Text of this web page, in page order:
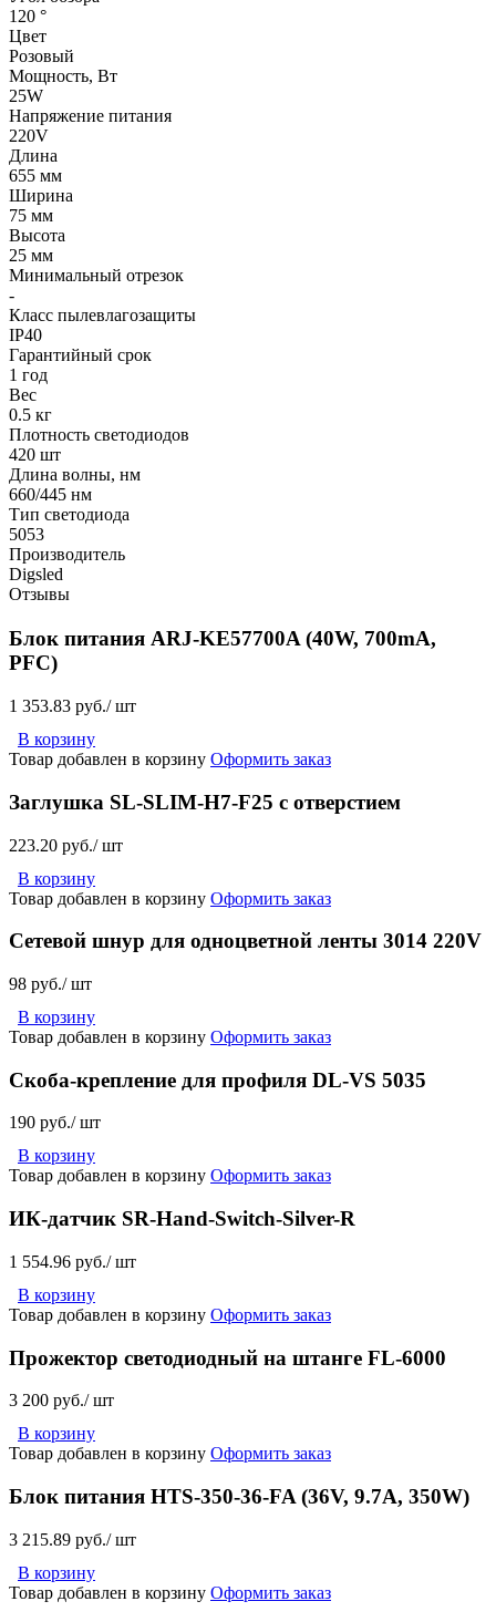
120 °
Цвет
Розовый
Мощность, Вт
25W
Напряжение питания
220V
Длина
655 мм
Ширина
75 мм
Высота
25 мм
Минимальный отрезок
-
Класс пылевлагозащиты
IP40
Гарантийный срок
1 год
Вес
0.5 кг
Плотность светодиодов
420 шт
Длина волны, нм
660/445 нм
Тип светодиода
5053
Производитель
Digsled
Отзывы
Блок питания ARJ-KE57700A (40W, 700mA,
PFC)
1 353.83 руб./ шт
В корзину
Товар добавлен в корзину Оформить заказ
Заглушка SL-SLIM-H7-F25 с отверстием
223.20 руб./ шт
В корзину
Товар добавлен в корзину Оформить заказ
Сетевой шнур для одноцветной ленты 3014 220V
98 руб./ шт
В корзину
Товар добавлен в корзину Оформить заказ
Cкоба-крепление для профиля DL-VS 5035
190 руб./ шт
В корзину
Товар добавлен в корзину Оформить заказ
ИК-датчик SR-Hand-Switch-Silver-R
1 554.96 руб./ шт
В корзину
Товар добавлен в корзину Оформить заказ
Прожектор светодиодный на штанге FL-6000
3 200 руб./ шт
В корзину
Товар добавлен в корзину Оформить заказ
Блок питания HTS-350-36-FA (36V, 9.7A, 350W)
3 215.89 руб./ шт
В корзину
Товар добавлен в корзину Оформить заказ